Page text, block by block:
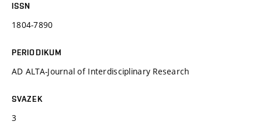
ISSN
1804-7890
PERIODIKUM
AD ALTA-Journal of Interdisciplinary Research
SVAZEK
3